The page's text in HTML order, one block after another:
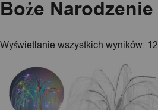
Boże Narodzenie
Wyświetlanie wszystkich wyników: 12